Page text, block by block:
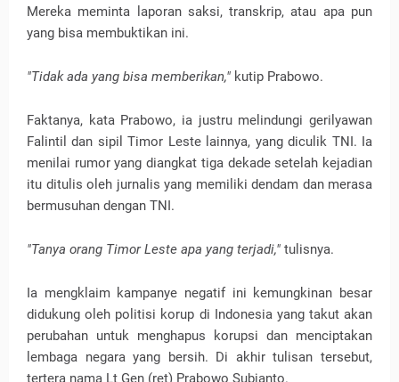
Mereka meminta laporan saksi, transkrip, atau apa pun
yang bisa membuktikan ini.
"Tidak ada yang bisa memberikan," kutip Prabowo.
Faktanya, kata Prabowo, ia justru melindungi gerilyawan
Falintil dan sipil Timor Leste lainnya, yang diculik TNI. Ia
menilai rumor yang diangkat tiga dekade setelah kejadian
itu ditulis oleh jurnalis yang memiliki dendam dan merasa
bermusuhan dengan TNI.
"Tanya orang Timor Leste apa yang terjadi," tulisnya.
Ia mengklaim kampanye negatif ini kemungkinan besar
didukung oleh politisi korup di Indonesia yang takut akan
perubahan untuk menghapus korupsi dan menciptakan
lembaga negara yang bersih. Di akhir tulisan tersebut,
tertera nama Lt Gen (ret) Prabowo Subianto.